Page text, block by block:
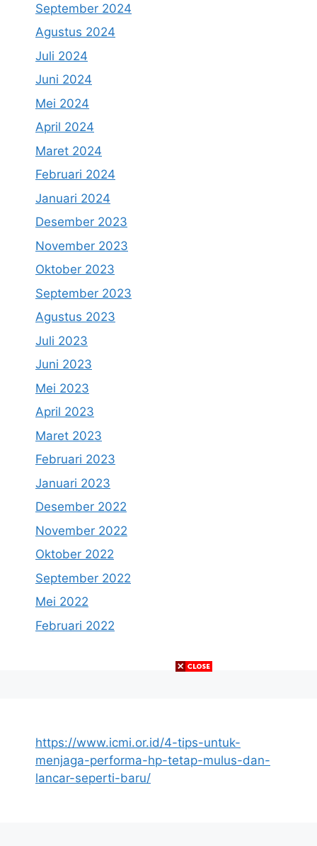
September 2024
Agustus 2024
Juli 2024
Juni 2024
Mei 2024
April 2024
Maret 2024
Februari 2024
Januari 2024
Desember 2023
November 2023
Oktober 2023
September 2023
Agustus 2023
Juli 2023
Juni 2023
Mei 2023
April 2023
Maret 2023
Februari 2023
Januari 2023
Desember 2022
November 2022
Oktober 2022
September 2022
Mei 2022
Februari 2022
https://www.icmi.or.id/4-tips-untuk-
menjaga-performa-hp-tetap-mulus-dan-
lancar-seperti-baru/